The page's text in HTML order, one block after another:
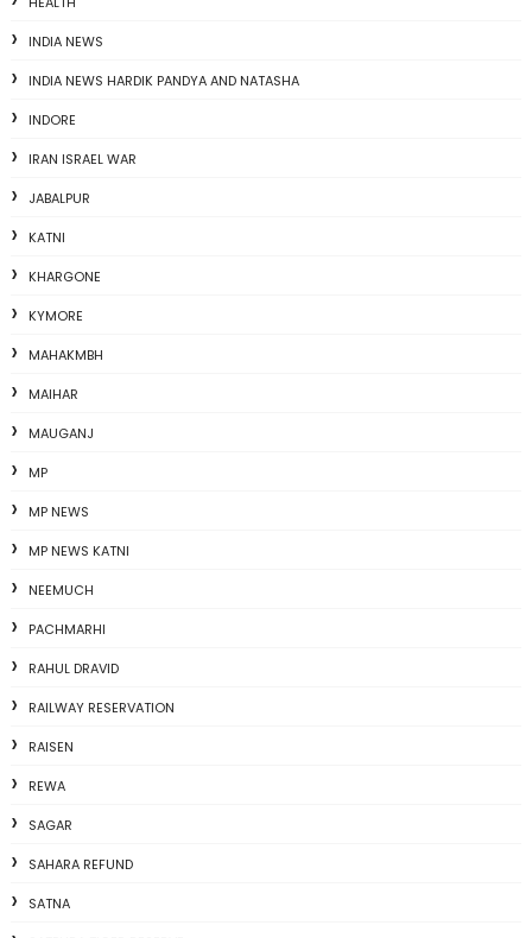
INDIA NEWS
INDIA NEWS HARDIK PANDYA AND NATASHA
INDORE
IRAN ISRAEL WAR
JABALPUR
KATNI
KHARGONE
KYMORE
MAHAKMBH
MAIHAR
MAUGANJ
MP
MP NEWS
MP NEWS KATNI
NEEMUCH
PACHMARHI
RAHUL DRAVID
RAILWAY RESERVATION
RAISEN
REWA
SAGAR
SAHARA REFUND
SATNA